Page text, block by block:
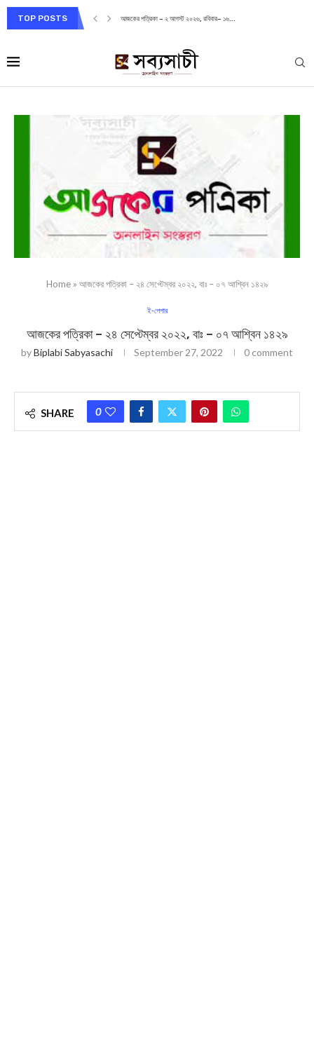
TOP POSTS আজকের পত্রিকা – ২ আগস্ট ২০২৬, রবিবার– ১৬...
Home » আজকের পত্রিকা – ২৪ সেপ্টেম্বর ২০২২, বাঃ – ০৭ আশ্বিন ১৪২৯
ই-পেপার
আজকের পত্রিকা – ২৪ সেপ্টেম্বর ২০২২, বাঃ – ০৭ আশ্বিন ১৪২৯
byBiplabi Sabyasachi September 27, 2022 0 comment
SHARE 0